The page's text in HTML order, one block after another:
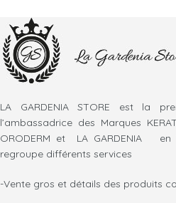
LA GARDENIA STORE est la
l’ambassadrice des Marques
ORODERM et LA GARDENIA en
regroupe différents services
-Vente gros et détails des produits